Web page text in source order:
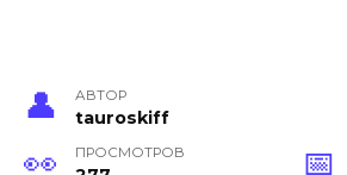
АВТОР
tauroskiff
ПРОСМОТРОВ